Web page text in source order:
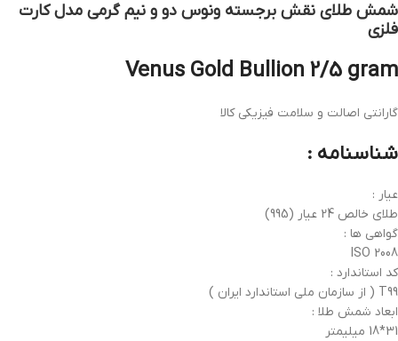
شمش طلای نقش برجسته ونوس دو و نیم گرمی مدل کارت
فلزی
Venus Gold Bullion 2/5 gram
گارانتی اصالت و سلامت فیزیکی کالا
شناسنامه :
عیار :
طلای خالص 24 عیار (995)
گواهی ها :
ISO 2008
کد استاندارد :
T99 ( از سازمان ملی استاندارد ایران )
ابعاد شمش طلا :
31*18 میلیمتر